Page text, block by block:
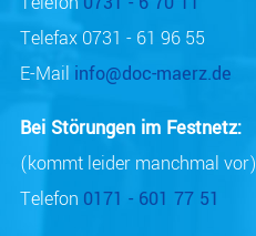
Telefax 0731 - 61 96 55
E-Mail info@doc-maerz.de
Bei Störungen im Festnetz:
(kommt leider manchmal vor)
Telefon 0171 - 601 77 51